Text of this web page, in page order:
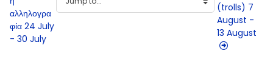
αλληλογρα
φία 24 July
- 30 July
(trolls) 7
August -
13 August